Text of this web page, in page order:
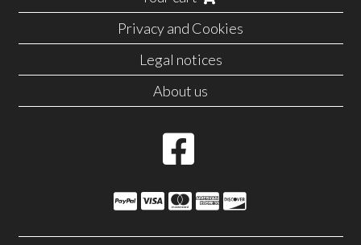
Privacy and Cookies
Legal notices
About us